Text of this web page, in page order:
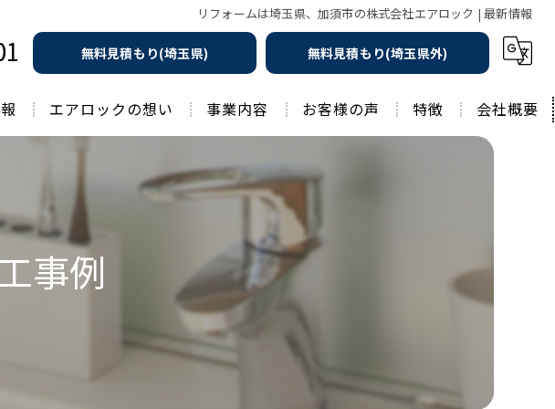
リフォームは埼玉県、加須市の株式会社エアロック | 最新情報
無料見積もり(埼玉県) 無料見積もり(埼玉県外)
エアロックの想い 事業内容
水回りリフォーム
お客様の声 特徴
外壁塗装
会社概要
事例